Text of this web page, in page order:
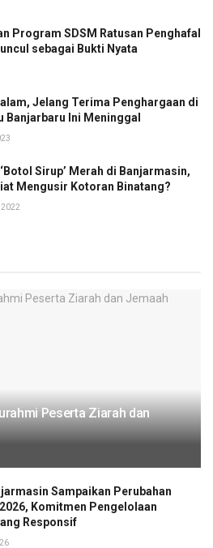
Program SDSM Ratusan Penghafal
sebagai Bukti Nyata
Jelang Terima Penghargaan di
Banjarbaru Ini Meninggal
Sirup’ Merah di Banjarmasin,
Mengusir Kotoran Binatang?
2022
Peserta Ziarah dan
Sampaikan Perubahan
Komitmen Pengelolaan
Responsif